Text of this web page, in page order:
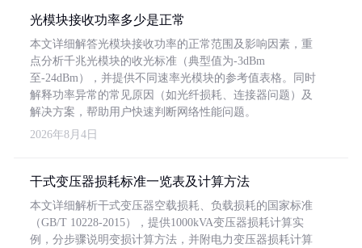
光模块接收功率多少是正常
本文详细解答光模块接收功率的正常范围及影响因素，重
点分析千兆光模块的收光标准（典型值为-3dBm
至-24dBm），并提供不同速率光模块的参考值表格。同时
解释功率异常的常见原因（如光纤损耗、连接器问题）及
解决方案，帮助用户快速判断网络性能问题。
2026年8月4日
干式变压器损耗标准一览表及计算方法
本文详细解析干式变压器空载损耗、负载损耗的国家标准
（GB/T 10228-2015），提供1000kVA变压器损耗计算实
例，分步骤说明变损计算方法，并附电力变压器损耗计算